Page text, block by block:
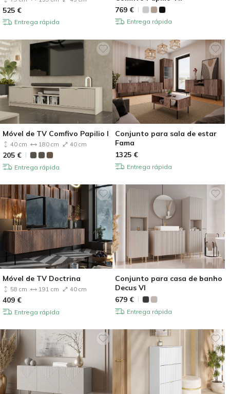
525 €
Entrega rápida
769 €
Entrega rápida
Móvel de TV Comfivo Papilio I
40 cm 180 cm 40 cm
205 €
Entrega rápida
Conjunto para sala de estar
Fama
1325 €
Entrega rápida
Móvel de TV Doctrina
58 cm 191 cm 40 cm
409 €
Entrega rápida
Conjunto para casa de banho
Decus VI
679 €
Entrega rápida